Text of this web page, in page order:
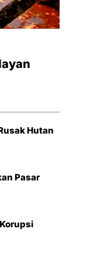
Hutan
Pasar